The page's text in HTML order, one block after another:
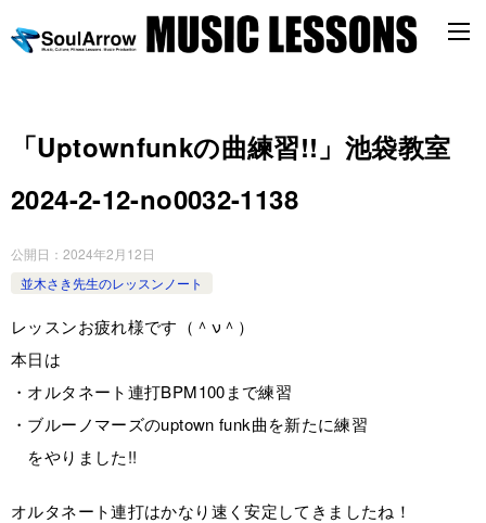
「Uptownfunkの曲練習!!」池袋教室
2024-2-12-­no0032-­1138
公開日： 2024年2月12日
並木さき先生のレッスンノート
レッスンお疲れ様です（＾ν＾）
本日は
・オルタネート連打BPM100まで練習
・ブルーノマーズのuptown funk曲を新たに練習
をやりました!!
オルタネート連打はかなり速く安定してきましたね！